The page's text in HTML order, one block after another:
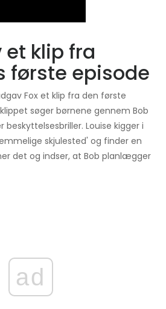
et klip fra
første episode
Fox et klip fra den første
søger børnene gennem Bob
Louise kigger i
skjulested' og finder en
det og indser, at Bob planlægger
ad